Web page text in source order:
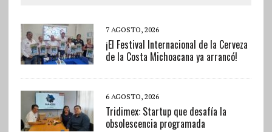
7 AGOSTO, 2026
¡El Festival Internacional de la Cerveza
de la Costa Michoacana ya arrancó!
6 AGOSTO, 2026
Tridimex: Startup que desafía la
obsolescencia programada